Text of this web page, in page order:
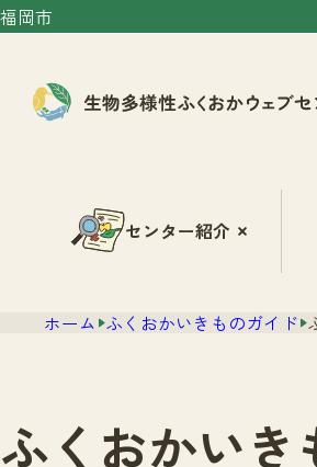
福岡市
センター紹介
ホーム ふくおかいきものガイド
ふくおかい